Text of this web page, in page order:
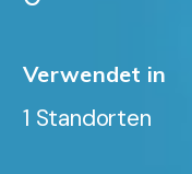
Verwendet in
1 Standorten